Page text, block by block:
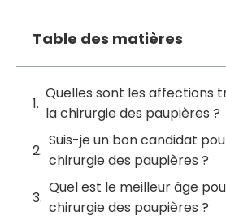
Table des matières
Quelles sont les affections
la chirurgie des paupières ?
Suis-je un bon candidat
chirurgie des paupières ?
Quel est le meilleur âge
chirurgie des paupières ?